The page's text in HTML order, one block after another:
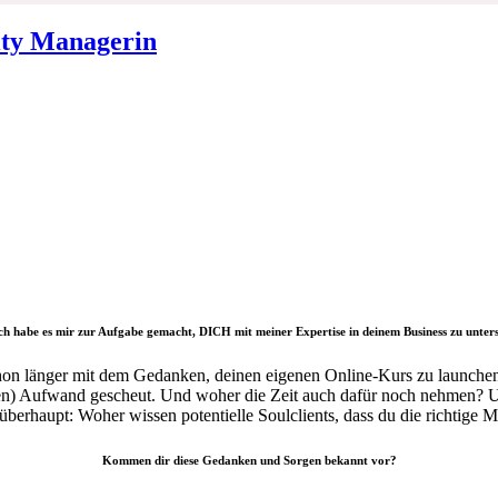
habe es mir zur Aufgabe gemacht, DICH mit meiner Expertise in deinem Business zu
länger mit dem Gedanken, deinen eigenen Online-Kurs zu
Aufwand gescheut. Und woher die Zeit auch dafür noch nehmen?
Woher wissen potentielle Soulclients, dass du die richtige
Kommen dir diese Gedanken und Sorgen bekannt vor?